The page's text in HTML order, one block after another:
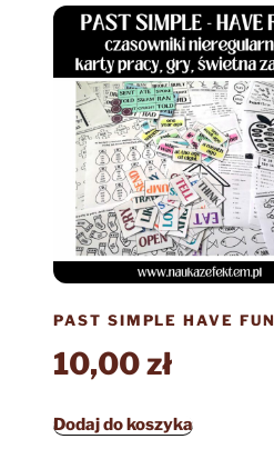
PAST SIMPLE HAVE FUN
10,00zł
Dodaj do koszyka